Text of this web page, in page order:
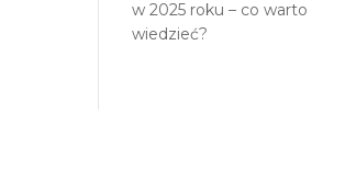
w 2025 roku – co warto
wiedzieć?